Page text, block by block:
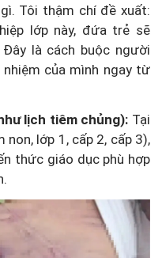
Tôi thậm chí đề xuất:
lớp này, đứa trẻ sẽ
là cách buộc người
của mình ngay từ
lịch tiêm chủng): Tại
lớp 1, cấp 2, cấp 3),
thức giáo dục phù hợp